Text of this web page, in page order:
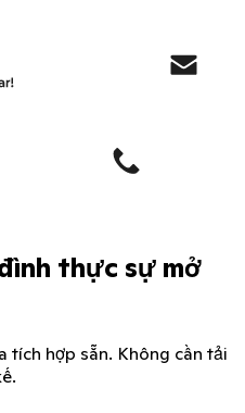
thực sự mở
tích hợp sẵn. Không cần tải